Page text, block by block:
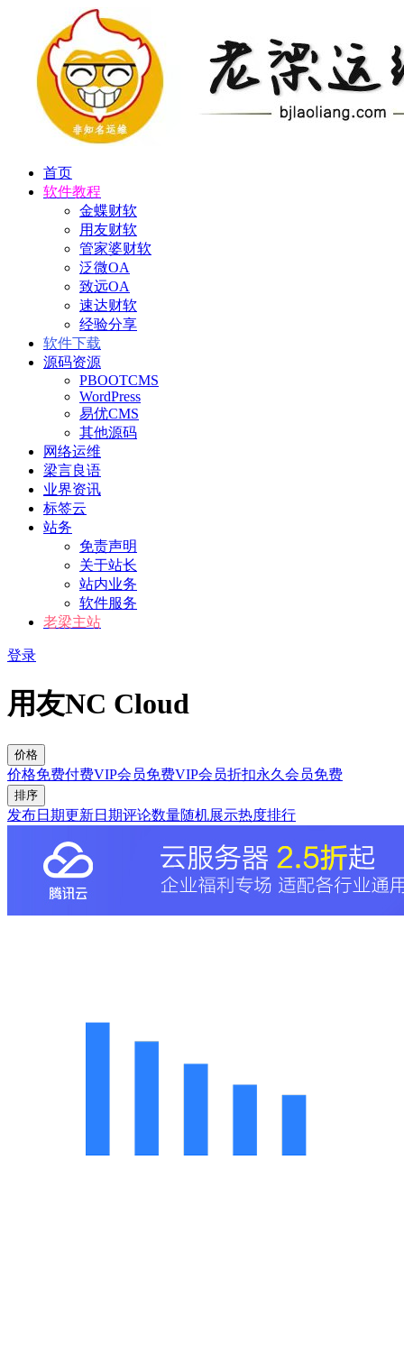
首页
软件教程
金蝶财软
用友财软
管家婆财软
泛微OA
致远OA
速达财软
经验分享
软件下载
源码资源
PBOOTCMS
WordPress
易优CMS
其他源码
网络运维
梁言良语
业界资讯
标签云
站务
免责声明
关于站长
站内业务
软件服务
老梁主站
登录
用友NC Cloud
价格
价格免费付费VIP会员免费VIP会员折扣永久会员免费
排序
发布日期更新日期评论数量随机展示热度排行